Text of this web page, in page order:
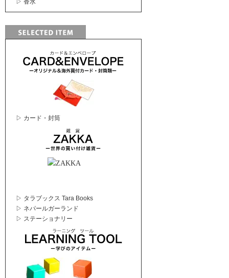
▷ 香水
▷ カード・封筒
▷ タラブックス Tara Books
▷ ネパールガーランド
▷ ステーショナリー